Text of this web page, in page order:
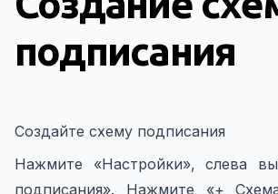
подписания
Создайте схему подписания
Нажмите «Настройки», слева
подписания». Нажмите «+